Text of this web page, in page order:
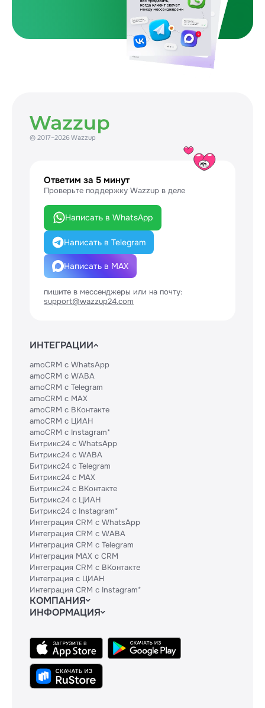
© 2017–2026 Wazzup
Ответим за 5 минут
Проверьте поддержку Wazzup в деле
Написать в WhatsApp
Написать в Telegram
Написать в MAX
пишите в мессенджеры или на почту:
support@wazzup24.com
ИНТЕГРАЦИИ
amoCRM с WhatsApp
amoCRM с WABA
amoCRM с Telegram
amoCRM с MAX
amoCRM с ВКонтакте
amoCRM с ЦИАН
amoCRM с Instagram*
Битрикс24 с WhatsApp
Битрикс24 с WABA
Битрикс24 с Telegram
Битрикс24 с MAX
Битрикс24 с ВКонтакте
Битрикс24 с ЦИАН
Битрикс24 с Instagram*
Интеграция CRM с WhatsApp
Интеграция CRM с WABA
Интеграция CRM с Telegram
Интеграция MAX с CRM
Интеграция CRM с ВКонтакте
Интеграция с ЦИАН
Интеграция CRM с Instagram*
КОМПАНИЯ
Блог
Контакты
Политики и соглашения
Сведения об ИТ-деятельности
ИНФОРМАЦИЯ
Техническим партнерам
Тарифы
API
База знаний